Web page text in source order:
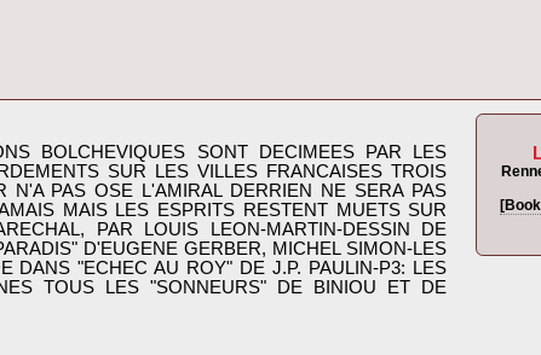
BOLCHEVIQUES SONT DECIMEES PAR LES
SUR LES VILLES FRANCAISES TROIS
N'A PAS OSE L'AMIRAL DERRIEN NE SERA PAS
MAIS LES ESPRITS RESTENT MUETS SUR
PAR LOUIS LEON-MARTIN-DESSIN DE
D'EUGENE GERBER, MICHEL SIMON-LES
DANS "ECHEC AU ROY" DE J.P. PAULIN-P3: LES
TOUS LES "SONNEURS" DE BINIOU ET DE